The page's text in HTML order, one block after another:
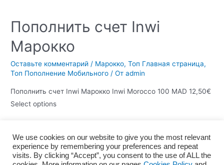
Пополнить счет Inwi
Марокко
Оставьте комментарий / Марокко,Топ Главная страница,
Топ Пополнение Мобильного / От admin
Пополнить счет Inwi Марокко Inwi Morocco 100 MAD 12,50€
Select options
Главная О нас
Правила и условия
We use cookies on our website to give you the most relevant
experience by remembering your preferences and repeat
visits. By clicking “Accept”, you consent to the use of ALL the